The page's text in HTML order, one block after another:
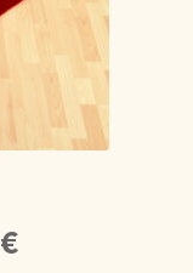
€El
precio